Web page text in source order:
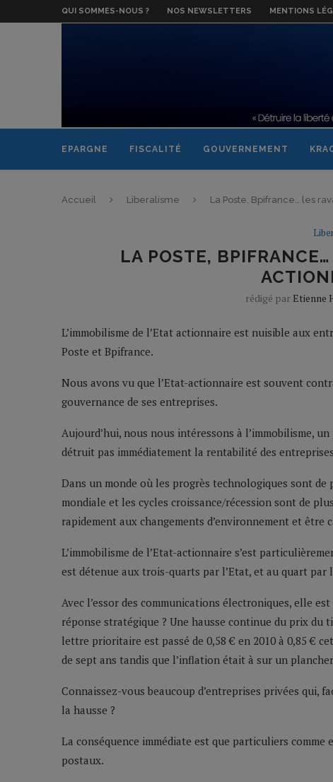
QUI SOMMES-NOUS ? NOS NEWSLETTERS MENTIONS
EPARGNE FISCALITÉ GOUVERNEMENT
Accueil Liberalisme La Poste, Bpifrance… les
LA POSTE, BPIFRANCE…
rédigé par Etienne
L’immobilisme de l’Etat actionnaire est nuisible aux
Poste et Bpifrance.
Nous avons vu que l’Etat-actionnaire est souvent
gouvernance de ses entreprises.
Aujourd’hui, nous nous intéressons à l’immobilisme,
détruit pas immédiatement la rentabilité des
Dans un monde où les progrès technologiques sont
mondiale et les cycles croissance/récession sont de
rapidement aux changements d’environnement et être
L’immobilisme de l’Etat-actionnaire s’est
est détenue aux trois-quarts par l’Etat, et au quart par
Avec l’essor des communications électroniques, elle
réponse stratégique ? Une hausse continue du prix
lettre prioritaire est passé de 0,58 € en 2010 à 0,85 €
de sept ans tandis que l’inflation était à sur un
Connaissez-vous beaucoup d’entreprises privées qui,
la hausse ?
La conséquence immédiate est que particuliers
postaux.